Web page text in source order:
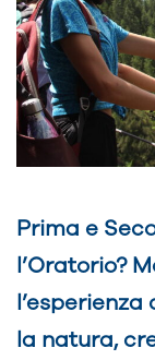
Prima e
l’Oratorio?
la natura,